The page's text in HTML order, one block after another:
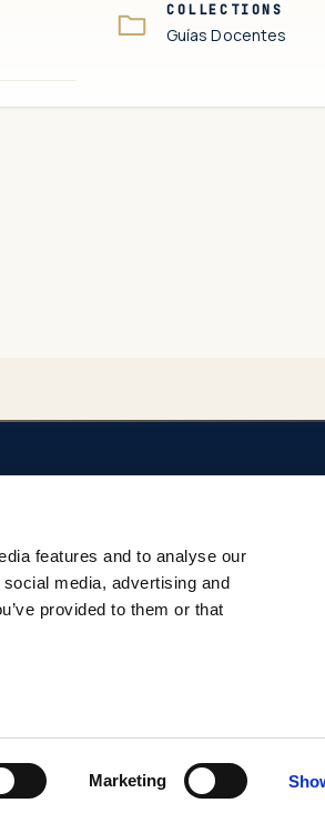
features and to analyse our
media, advertising and
provided to them or that
Marketing
COLLECTIONS
Guías Docentes
Contacto